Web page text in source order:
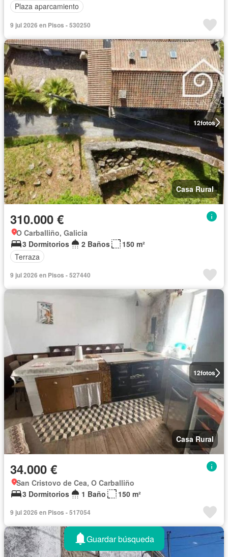
Plaza aparcamiento
9 jul 2026 en Pisos - 530250
12fotos
Casa Rural
310.000 €
O Carballiño, Galicia
3 Dormitorios
2 Baños
150 m²
Terraza
9 jul 2026 en Pisos - 527440
12fotos
Casa Rural
34.000 €
San Cristovo de Cea, O Carballiño
3 Dormitorios
1 Baño 150 m²
9 jul 2026 en Pisos - 517054
Guardar búsqueda